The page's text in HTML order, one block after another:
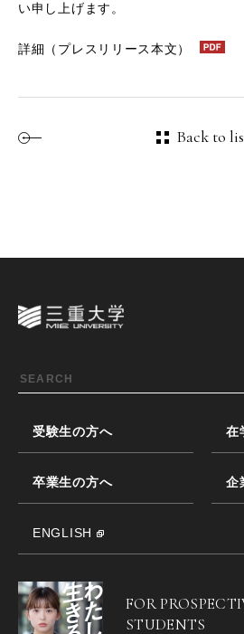
い申し上げます。
詳細（プレスリリース本文）
Back to
受験生の方へ 在
卒業生の方へ 企
ENGLISH
FOR
STUDENTS